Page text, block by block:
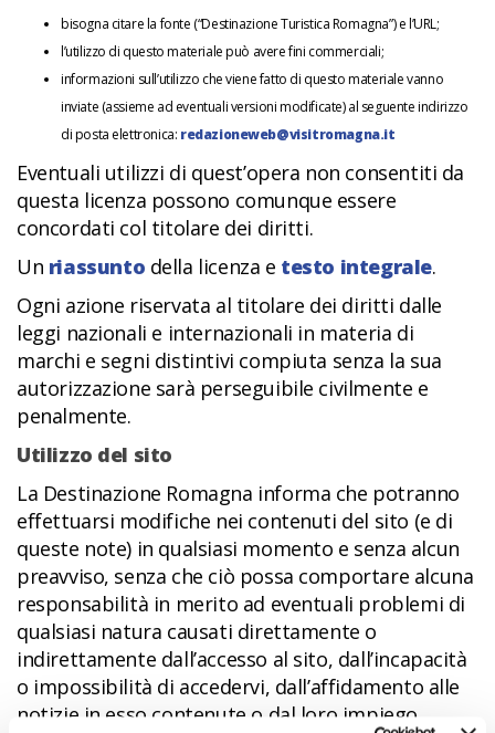
bisogna citare la fonte (“Destinazione Turistica Romagna”) e l’URL;
l’utilizzo di questo materiale può avere fini commerciali;
informazioni sull’utilizzo che viene fatto di questo materiale vanno
inviate (assieme ad eventuali versioni modificate) al seguente indirizzo
di posta elettronica: redazioneweb@visitromagna.it
Eventuali utilizzi di quest’opera non consentiti da
questa licenza possono comunque essere
concordati col titolare dei diritti.
Un riassunto della licenza e testo integrale.
Ogni azione riservata al titolare dei diritti dalle
leggi nazionali e internazionali in materia di
marchi e segni distintivi compiuta senza la sua
autorizzazione sarà perseguibile civilmente e
penalmente.
Utilizzo del sito
La Destinazione Romagna informa che potranno
effettuarsi modifiche nei contenuti del sito (e di
queste note) in qualsiasi momento e senza alcun
preavviso, senza che ciò possa comportare alcuna
responsabilità in merito ad eventuali problemi di
qualsiasi natura causati direttamente o
indirettamente dall’accesso al sito, dall’incapacità
o impossibilità di accedervi, dall’affidamento alle
notizie in esso contenute o dal loro impiego.